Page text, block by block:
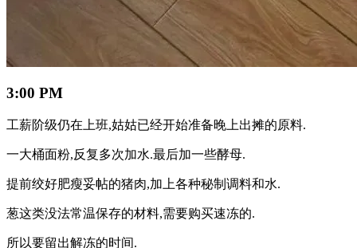
3:00 PM
工薪阶级仍在上班,姑姑已经开始准备晚上出摊的原料.
一大桶面粉,反复多次加水.最后加一些酵母.
提前绞好肥瘦妥帖的猪肉,加上各种秘制调料和水.
葱这类没法常温保存的材料,需要购买速冻的.
所以要留出解冻的时间.